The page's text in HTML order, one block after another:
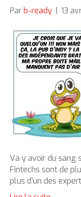
Par b-ready 13
Va y avoir du sang
Fintechs sont de
plus d’un des